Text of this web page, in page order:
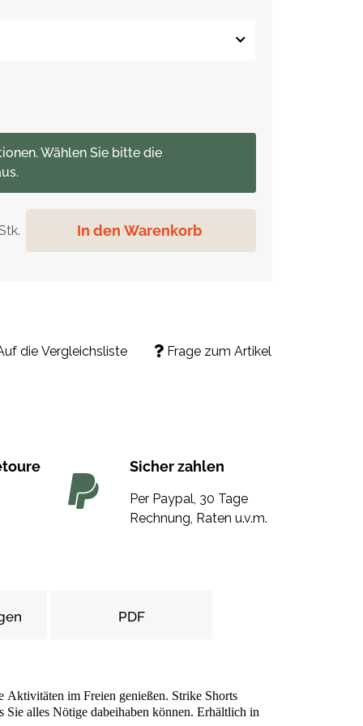
In den Warenkorb
Wählen Sie bitte die
Frage zum Artikel
die Vergleichsliste
Sicher zahlen
Per Paypal, 30 Tage
Rechnung, Raten u.v.m.
PDF
Aktivitäten im Freien genießen. Strike Shorts
Sie alles Nötige dabeihaben können. Erhältlich in